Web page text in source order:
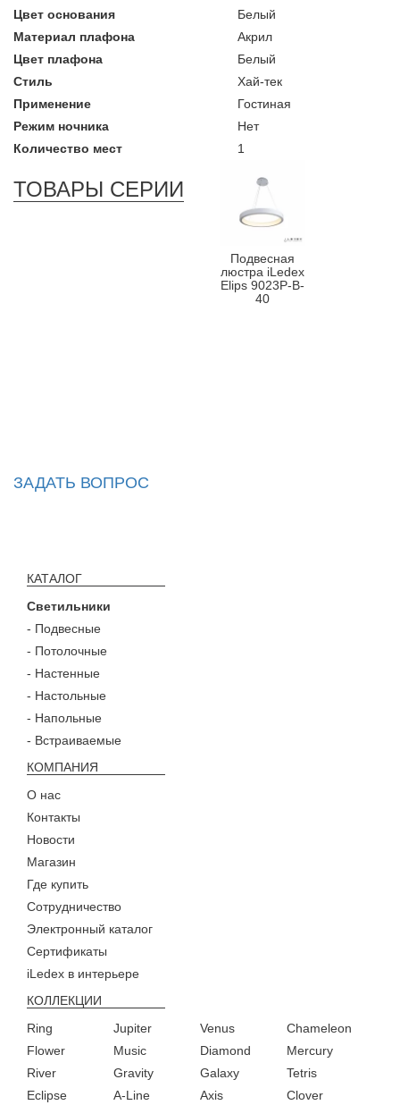
Цвет основания
Белый
Материал плафона
Акрил
Цвет плафона
Белый
Стиль
Хай-тек
Применение
Гостиная
Режим ночника
Нет
Количество мест
1
ТОВАРЫ СЕРИИ
Подвесная
люстра iLedex
Elips 9023P-B-
40
ЗАДАТЬ ВОПРОС
КАТАЛОГ
Светильники
- Подвесные
- Потолочные
- Настенные
- Настольные
- Напольные
- Встраиваемые
КОМПАНИЯ
О нас
Контакты
Новости
Магазин
Где купить
Сотрудничество
Электронный каталог
Сертификаты
iLedex в интерьере
КОЛЛЕКЦИИ
Ring
Flower
Jupiter
Music
Venus
Diamond
Chameleon
Mercury
River
Eclipse
Gravity
A-Line
Galaxy
Axis
Tetris
Clover